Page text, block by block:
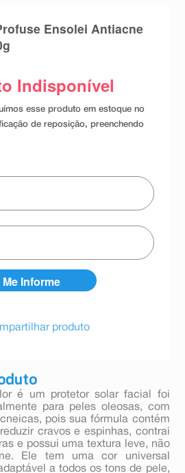
é um protetor solar facial foi
para peles oleosas, com
pois sua fórmula contém
cravos e espinhas, contrai
e possui uma textura leve, não
Ele tem uma cor universal
a todos os tons de pele,
Ensolei Antiacne
produto